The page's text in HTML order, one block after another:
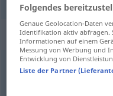
aushändigen,ausliefern
Folgendes
Genaue Geolocation-Daten
Identifikation aktiv
Informationen auf einem
Messung von Werbung und
Entwicklung von
Liste der Partner